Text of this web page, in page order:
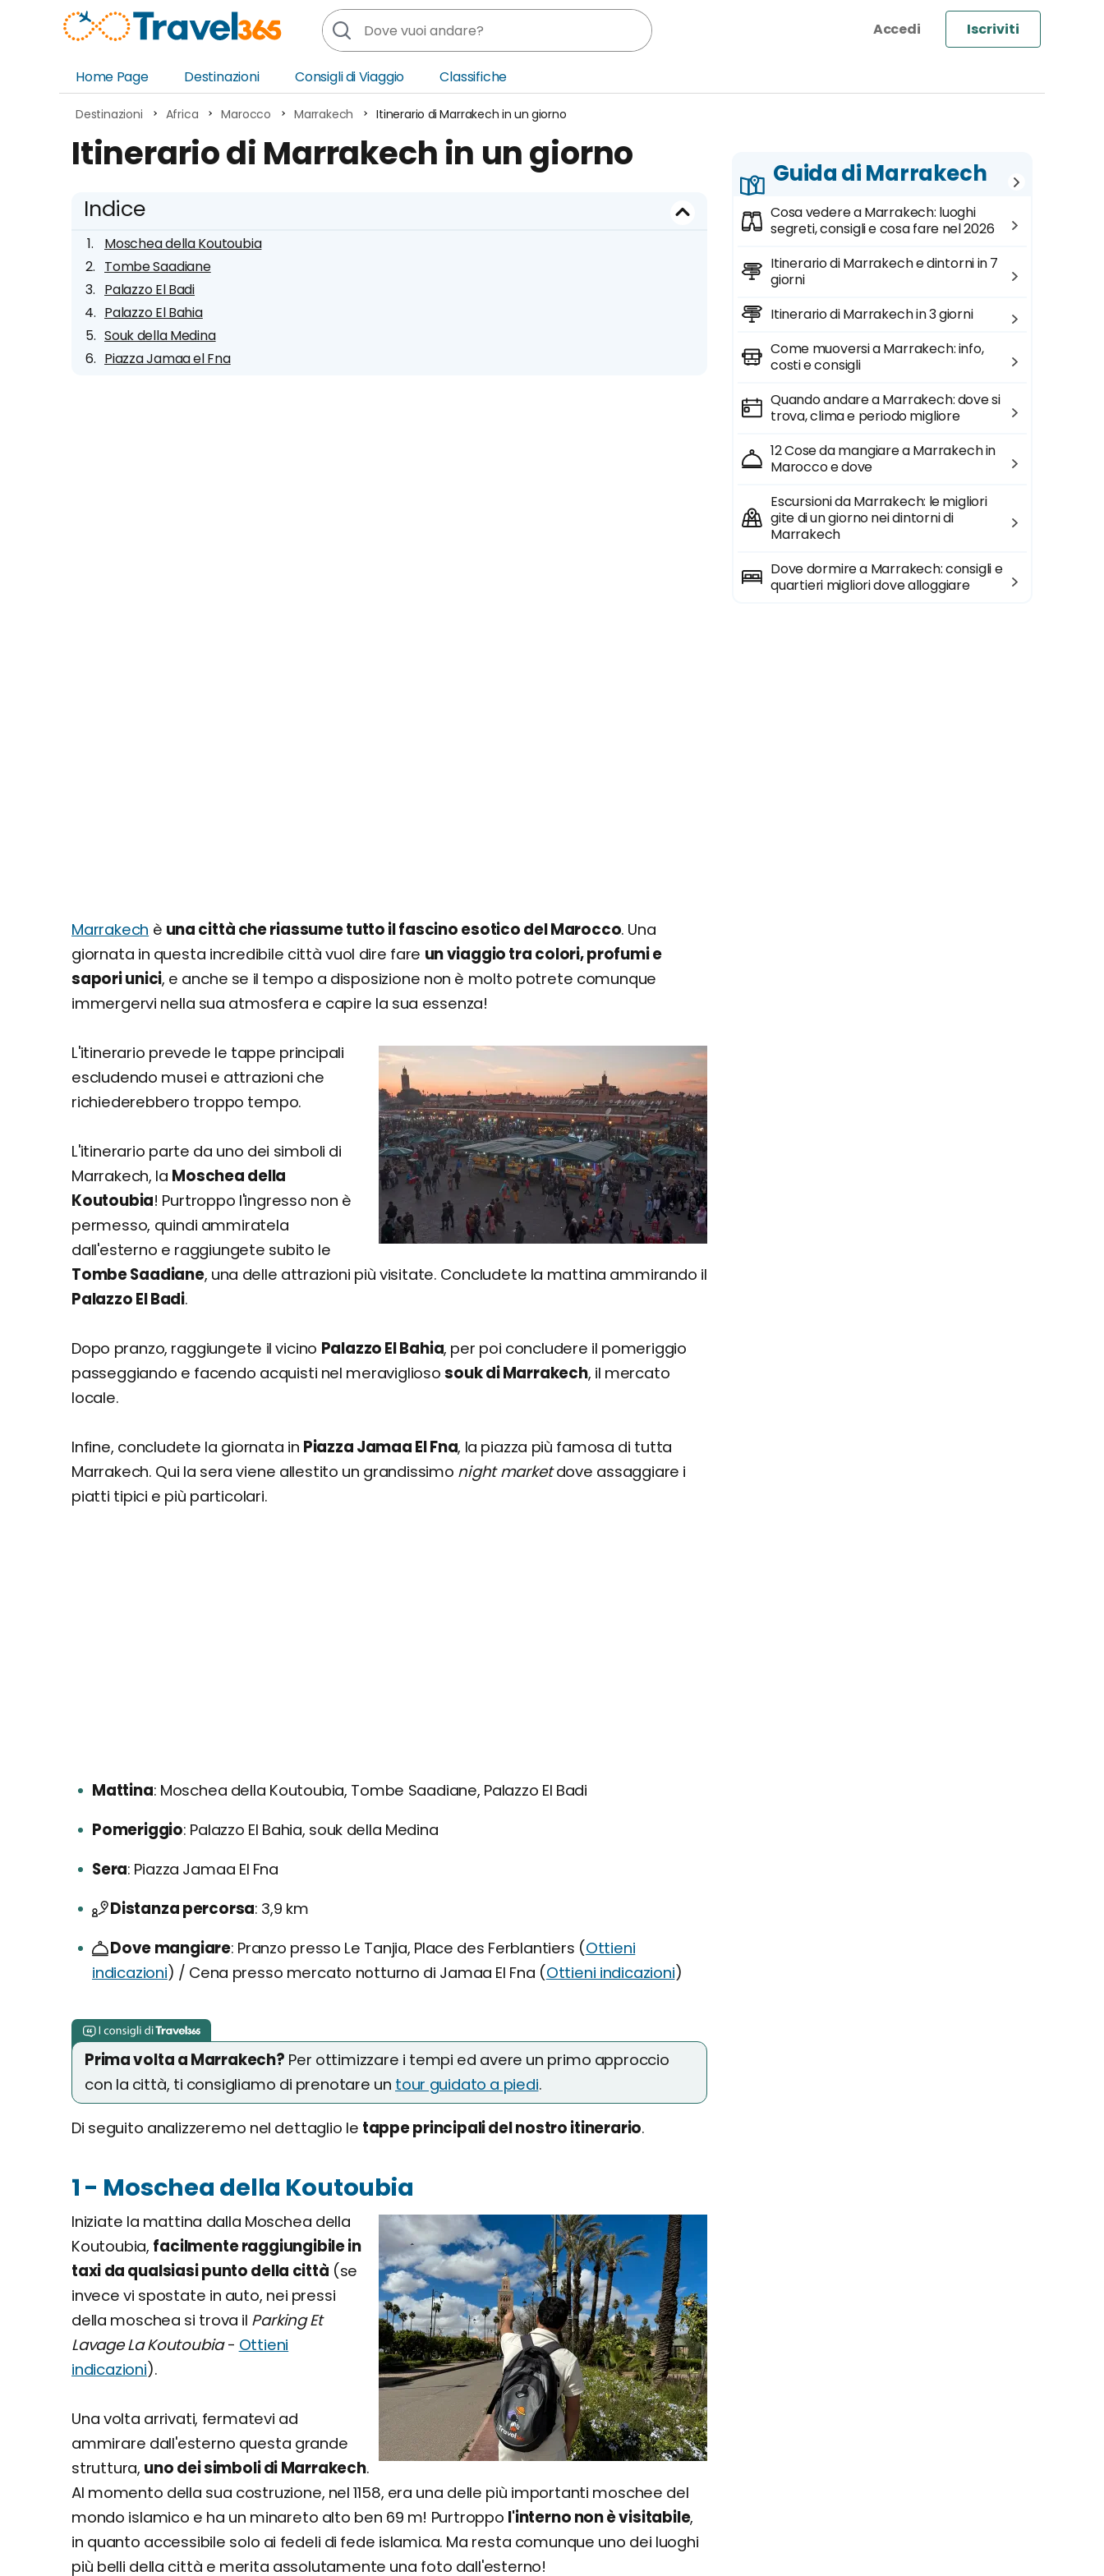
Iscriviti
Home Page
Destinazioni
Asia
Europa
Oceania
Nord America
America Centrale
Consigli di Viaggio Classifiche
Destinazioni Africa Marocco Marrakech Itinerario di Marrakech in un giorno
Itinerario di Marrakech in un giorno
Indice
Moschea della Koutoubia
Tombe Saadiane
Palazzo El Badi
Palazzo El Bahia
Souk della Medina
Piazza Jamaa el Fna
Marrakech è una città che riassume tutto il fascino esotico del Marocco. Una
giornata in questa incredibile città vuol dire fare un viaggio tra colori, profumi e
sapori unici, e anche se il tempo a disposizione non è molto potrete comunque
immergervi nella sua atmosfera e capire la sua essenza!
L'itinerario prevede le tappe principali
escludendo musei e attrazioni che
richiederebbero troppo tempo.
L'itinerario parte da uno dei simboli di
Marrakech, la Moschea della
Koutoubia! Purtroppo l'ingresso non è
permesso, quindi ammiratela
dall'esterno e raggiungete subito le
Tombe Saadiane, una delle attrazioni più visitate. Concludete la mattina ammirando il
Palazzo El Badi.
Dopo pranzo, raggiungete il vicino Palazzo El Bahia, per poi concludere il pomeriggio
passeggiando e facendo acquisti nel meravigliososouk di Marrakech, il mercato
locale.
Infine, concludete la giornata in Piazza Jamaa El Fna, la piazza più famosa di tutta
Marrakech. Qui la sera viene allestito un grandissimo night marketdove assaggiare i
piatti tipici e più particolari.
Mattina Moschea della Koutoubia, Tombe Saadiane, Palazzo El Badi
Pomeriggio Palazzo El Bahia, souk della Medina
Sera Piazza Jamaa El Fna
Distanza percorsa 3,9 km
Dove mangiare Pranzo presso Le Tanjia, Place des Ferblantiers (Ottieni
indicazioni) / Cena presso mercato notturno di Jamaa El Fna (Ottieni indicazioni)
Prima volta a Marrakech? Per ottimizzare i tempi ed avere un primo approccio
con la città, ti consigliamo di prenotare un tour guidato a piedi.
Di seguito analizzeremo nel dettaglio le tappe principali del nostro itinerario.
1 - Moschea della Koutoubia
Iniziate la mattina dalla Moschea della
Koutoubia, facilmente raggiungibile in
taxi da qualsiasi punto della città (se
invece vi spostate in auto, nei pressi
della moschea si trova il Parking Et
Lavage La Koutoubia- Ottieni
indicazioni).
Una volta arrivati, fermatevi ad
ammirare dall'esterno questa grande
struttura, uno dei simboli di Marrakech.
Al momento della sua costruzione, nel 1158, era una delle più importanti moschee del
mondo islamico e ha un minareto alto ben 69 m! Purtroppo l'interno non è visitabile,
in quanto accessibile solo ai fedeli di fede islamica. Ma resta comunque uno dei luoghi
più belli della città e merita assolutamente una foto dall'esterno!
Guida di Marrakech
Cosa vedere a Marrakech: luoghi
segreti, consigli e cosa fare nel 2026
Itinerario di Marrakech e dintorni in 7
giorni
Itinerario di Marrakech in 3 giorni
Come muoversi a Marrakech: info,
costi e consigli
Quando andare a Marrakech: dove si
trova, clima e periodo migliore
12 Cose da mangiare a Marrakech in
Marocco e dove
Escursioni da Marrakech: le migliori
gite di un giorno nei dintorni di
Marrakech
Dove dormire a Marrakech: consigli e
quartieri migliori dove alloggiare